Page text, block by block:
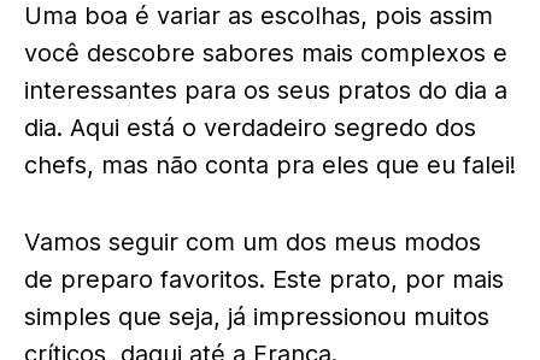
Uma boa é variar as escolhas, pois assim
você descobre sabores mais complexos e
interessantes para os seus pratos do dia a
dia. Aqui está o verdadeiro segredo dos
chefs, mas não conta pra eles que eu falei!
Vamos seguir com um dos meus modos
de preparo favoritos. Este prato, por mais
simples que seja, já impressionou muitos
críticos, daqui até a França.